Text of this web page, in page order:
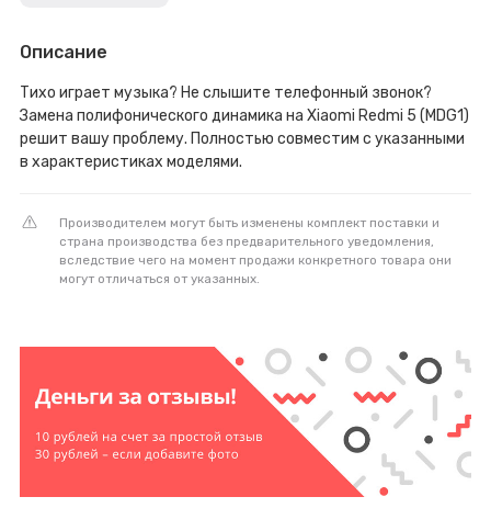
Описание
Тихо играет музыка? Не слышите телефонный звонок?
Замена полифонического динамика на Xiaomi Redmi 5 (MDG1)
решит вашу проблему. Полностью совместим с указанными
в характеристиках моделями.
Производителем могут быть изменены комплект поставки и
страна производства без предварительного уведомления,
вследствие чего на момент продажи конкретного товара они
могут отличаться от указанных.